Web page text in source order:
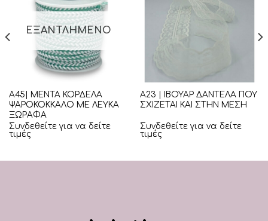
ΕΞΑΝΤΛΗΜΈΝΟ
Α45| ΜΕΝΤΑ ΚΟΡΔΕΛΑ
ΨΑΡΟΚΟΚΚΑΛΟ ΜΕ ΛΕΥΚΑ
ΞΩΡΑΦΑ
Συνδεθείτε για να δείτε
τιμές
Α23 | ΙΒΟΥΑΡ ΔΑΝΤΕΛΑ ΠΟΥ
ΣΧΙΖΕΤΑΙ ΚΑΙ ΣΤΗΝ ΜΕΣΗ
Συνδεθείτε για να δείτε
τιμές